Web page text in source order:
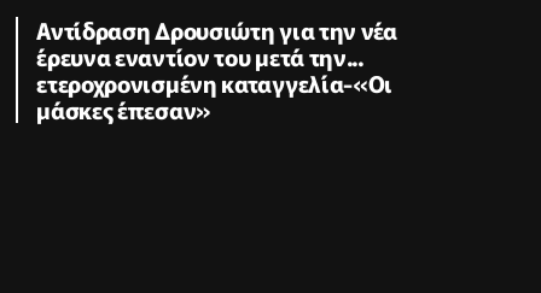
Αντίδραση Δρουσιώτη για την νέα
έρευνα εναντίον του μετά την...
ετεροχρονισμένη καταγγελία-«Οι
μάσκες έπεσαν»